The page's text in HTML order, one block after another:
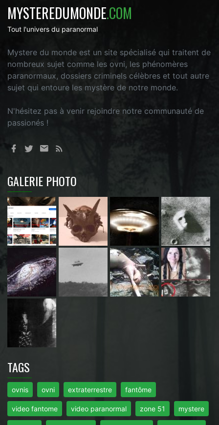
MYSTEREDUMONDE.COM
Tout l'univers du paranormal
Mystere du monde est un site spécialisé qui traitent de
nombreux sujet comme les ovni, les phénomères
paranormaux, dossiers criminels célèbres et tout autre
sujet qui entoure les mystère de notre monde.
N'hésitez pas à venir rejoindre notre communauté de
passionés !
GALERIE PHOTO
TAGS
ovnis ovni extraterrestre fantôme
video fantome video paranormal zone 51 mystere